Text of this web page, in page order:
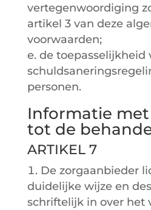
vertegenwoordiging
artikel 3 van deze
voorwaarden;
e. de toepasselijkheid
personen.
Informatie
tot de
ARTIKEL 7
De zorgaanbieder
duidelijke wijze en
schriftelijk in over het